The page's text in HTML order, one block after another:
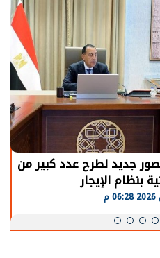
جديد لطرح عدد كبير من
بنظام الإيجار